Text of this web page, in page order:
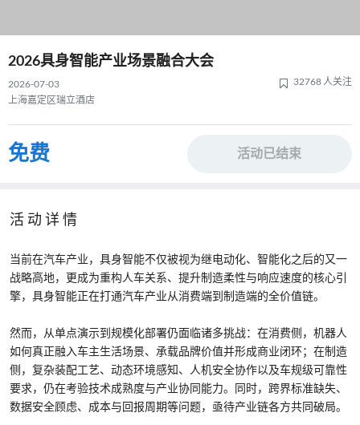
2026具身智能产业场景融合大会
2026-07-03
上海嘉定区瑞立酒店
免费
32768 人关注
活动已结束
活动详情
当前在汽车产业，具身智能不仅被视为继电动化、智能化之后的又一
战略高地，更成为重构人车关系、提升制造柔性与响应速度的核心引
擎，具身智能正在打通汽车产业从消费端到制造端的全价值链。
然而，从单点演示到规模化部署仍面临诸多挑战：在消费侧，机器人
如何真正融入车主生活场景、承载品牌价值并形成商业闭环；在制造
侧，复杂装配工艺、动态环境感知、人机安全协作以及车规级可靠性
要求，仍在考验技术成熟度与产业协同能力。同时，跨界标准缺失、
数据安全顾虑、成本与回报周期等问题，亟待产业链各方共同破局。